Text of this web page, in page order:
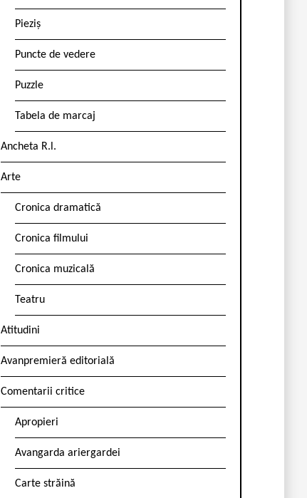
Pieziș
Puncte de vedere
Puzzle
Tabela de marcaj
Ancheta R.l.
Arte
Cronica dramatică
Cronica filmului
Cronica muzicală
Teatru
Atitudini
Avanpremieră editorială
Comentarii critice
Apropieri
Avangarda ariergardei
Carte străină